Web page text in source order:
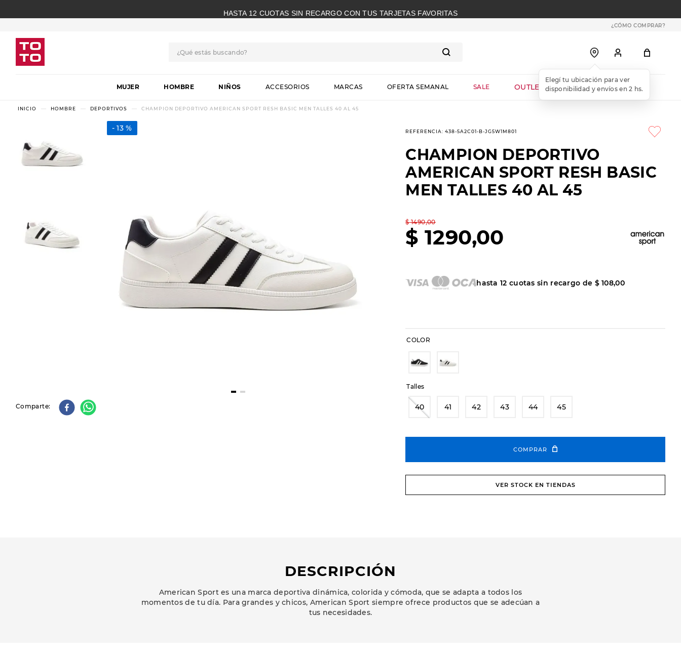
HASTA 12 CUOTAS SIN RECARGO CON TUS TARJETAS FAVORITAS
¿CÓMO COMPRAR?
MUJER HOMBRE NIÑOS ACCESORIOS MARCAS OFERTA SEMANAL SALE OUTLET WEB
HOMBRE DEPORTIVOS CHAMPION DEPORTIVO AMERICAN SPORT RESH BASIC MEN TALLES 40 AL 45
13 %
Comparte
REFERENCIA:438-5A2C01-B-JG5W1M801
CHAMPION DEPORTIVO
AMERICAN SPORT RESH BASIC
MEN TALLES 40 AL 45
$ 1490,00
$ 1290,00
hasta12 cuotas sin recargo de $ 108,00
COLOR
Talles
40 41 42 43 44 45
COMPRAR
VER STOCK EN TIENDAS
DESCRIPCIÓN
American Sport es una marca deportiva dinámica, colorida y cómoda, que se adapta a todos los
momentos de tu día. Para grandes y chicos, American Sport siempre ofrece productos que se adecúan a
tus necesidades.
1.
botas
skechers
3.
slip-ins
10. botas dama